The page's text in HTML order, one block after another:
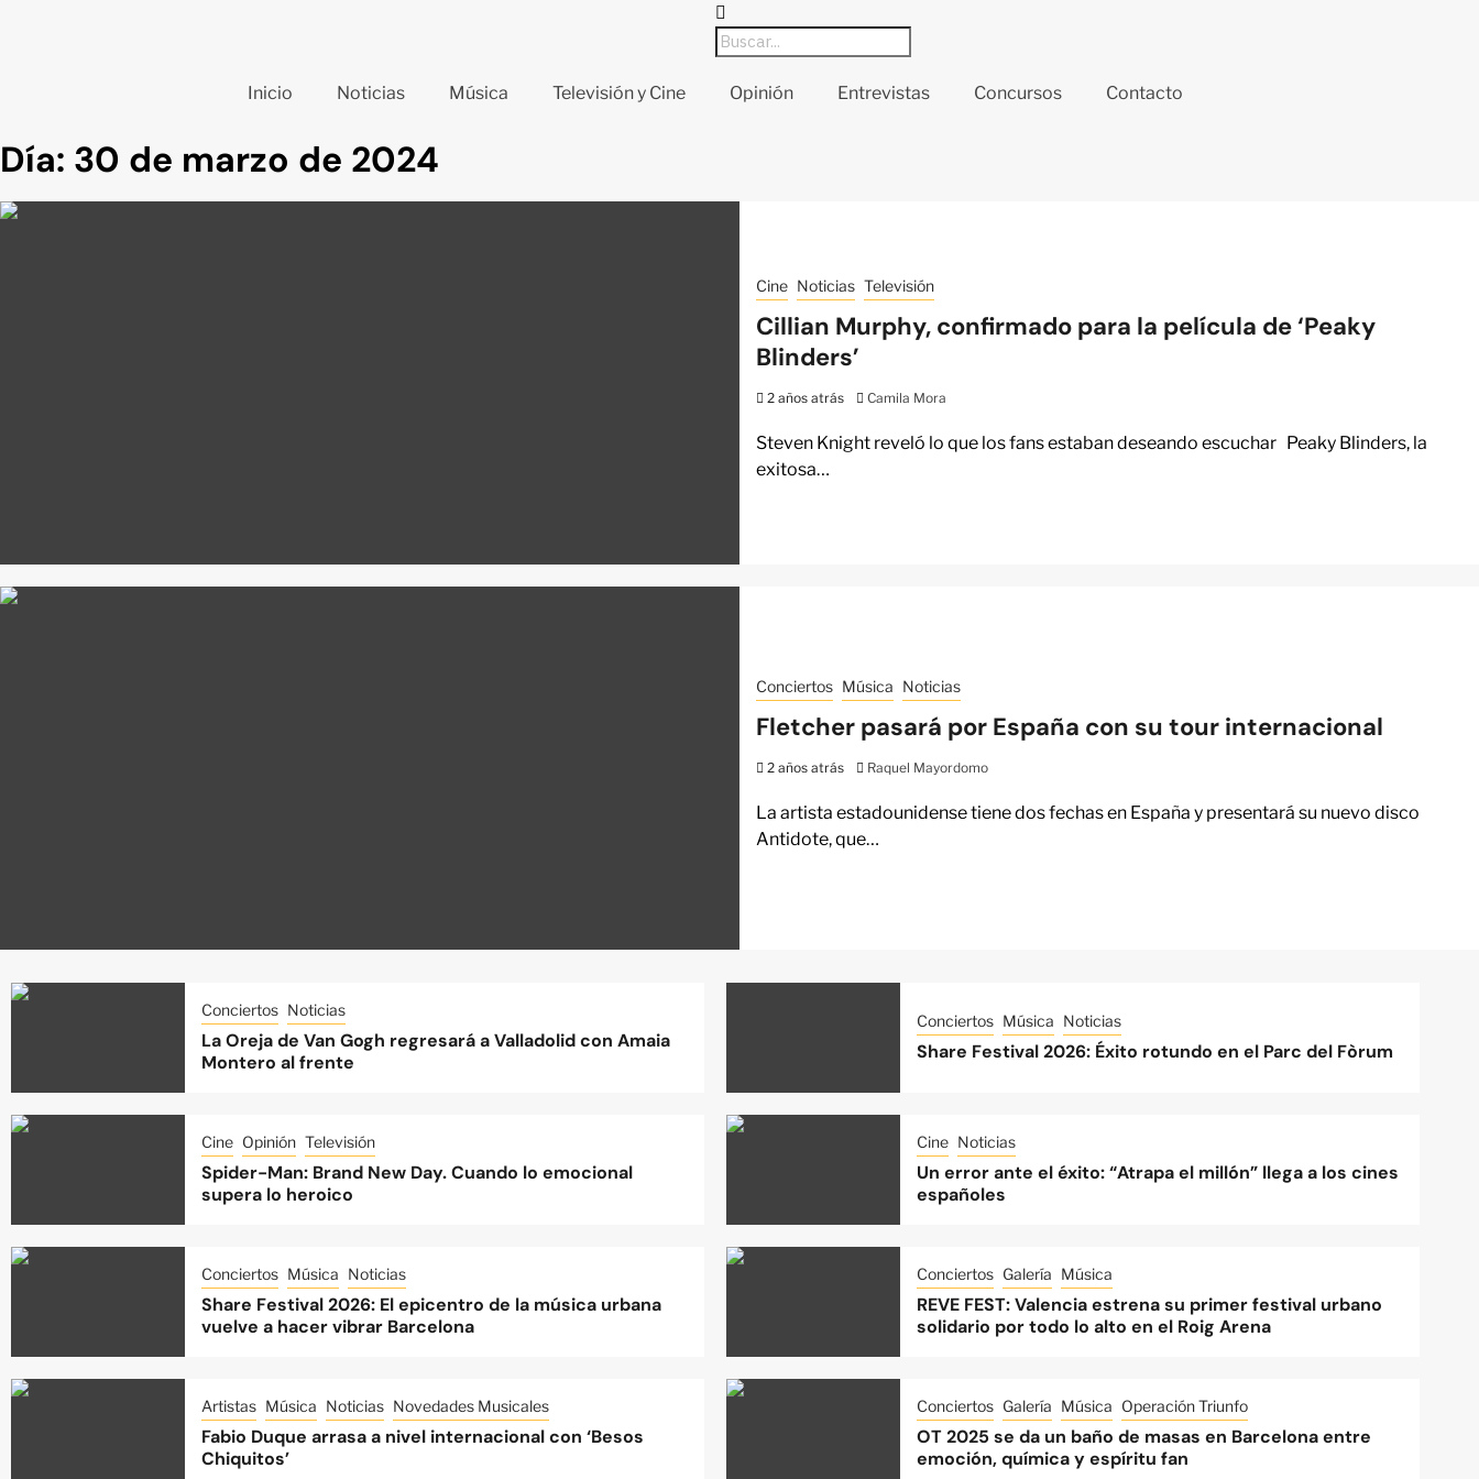
Inicio Noticias Música Televisión y Cine Opinión Entrevistas Concursos Contacto
Día: 30 de marzo de 2024
Cine Noticias Televisión
Cillian Murphy, confirmado para la película de ‘Peaky
Blinders’
2 años atrás Camila Mora
Steven Knight reveló lo que los fans estaban deseando escuchar Peaky Blinders, la
exitosa…
Conciertos Música Noticias
Fletcher pasará por España con su tour internacional
2 años atrás Raquel Mayordomo
La artista estadounidense tiene dos fechas en España y presentará su nuevo disco
Antidote, que…
Conciertos Noticias
La Oreja de Van Gogh regresará a Valladolid con Amaia
Montero al frente
Conciertos Música Noticias
Share Festival 2026: Éxito rotundo en el Parc del Fòrum
Cine Opinión Televisión
Spider-Man: Brand New Day. Cuando lo emocional
supera lo heroico
Cine Noticias
Un error ante el éxito: “Atrapa el millón” llega a los cines
españoles
Conciertos Música Noticias
Share Festival 2026: El epicentro de la música urbana
vuelve a hacer vibrar Barcelona
Conciertos Galería Música
REVE FEST: Valencia estrena su primer festival urbano
solidario por todo lo alto en el Roig Arena
Artistas Música Noticias Novedades Musicales
Fabio Duque arrasa a nivel internacional con ‘Besos
Chiquitos’
Conciertos Galería Música Operación Triunfo
OT 2025 se da un baño de masas en Barcelona entre
emoción, química y espíritu fan